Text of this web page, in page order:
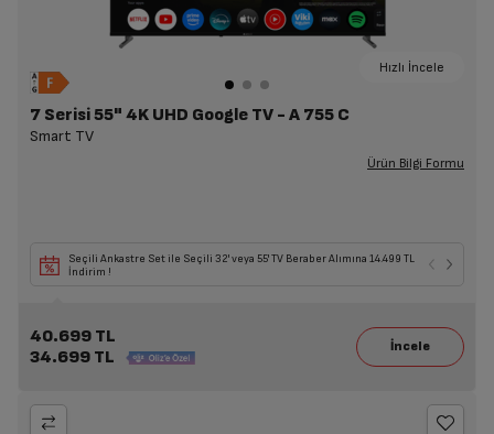
Hızlı İncele
7 Serisi 55" 4K UHD Google TV - A 755 C
Smart TV
Ürün Bilgi Formu
Seçili Ankastre Set ile Seçili 32' veya 55' TV Beraber Alımına 14.499 TL
İndirim !
40.699 TL
34.699 TL